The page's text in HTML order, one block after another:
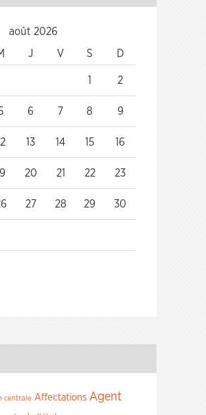
août 2026
J V S D
1 2
6 7 8 9
13 14 15 16
20 21 22 23
27 28 29 30
centrale Affectations Agent